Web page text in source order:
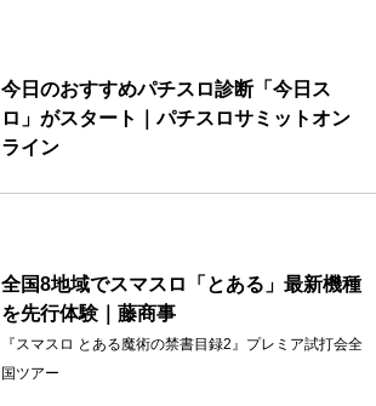
今日のおすすめパチスロ診断「今日ス
ロ」がスタート｜パチスロサミットオン
ライン
全国8地域でスマスロ「とある」最新機種
を先行体験｜藤商事
『スマスロ とある魔術の禁書目録2』プレミア試打会全
国ツアー